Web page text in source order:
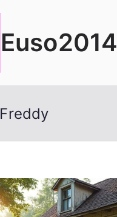
Euso2014
Freddy